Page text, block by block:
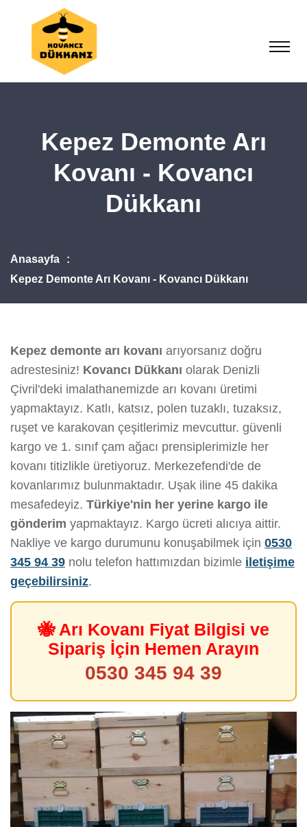
Kepez Demonte Arı
Kovanı - Kovancı
Dükkanı
Anasayfa
Kepez Demonte Arı Kovanı - Kovancı Dükkanı
Kepez demonte arı kovanı arıyorsanız doğru
adrestesiniz! Kovancı Dükkanı olarak Denizli
Çivril'deki imalathanemizde arı kovanı üretimi
yapmaktayız. Katlı, katsız, polen tuzaklı, tuzaksız,
ruşet ve karakovan çeşitlerimiz mevcuttur. güvenli
kargo ve 1. sınıf çam ağacı prensiplerimizle her
kovanı titizlikle üretiyoruz. Merkezefendi'de de
kovanlarımız bulunmaktadır. Uşak iline 45 dakika
mesafedeyiz. Türkiye'nin her yerine kargo ile
gönderim yapmaktayız. Kargo ücreti alıcıya aittir.
Nakliye ve kargo durumunu konuşabilmek için 0530
345 94 39 nolu telefon hattımızdan bizimle iletişime
geçebilirsiniz.
🐝 Arı Kovanı Fiyat Bilgisi ve
Sipariş İçin Hemen Arayın
0530 345 94 39